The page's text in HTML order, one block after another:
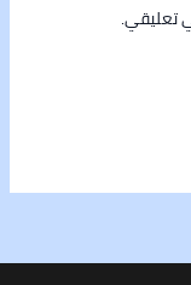
تعليقي.